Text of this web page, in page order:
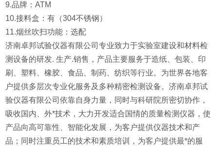
9.品牌：ATM
10.接料盒：有（304不锈钢）
11.烟丝吹扫功能：选配
济南卓邦试验仪器有限公司专业致力于实验室建设和材料检
测设备的研发. 生产.销售，产品主要服务于造纸、包装、印
刷、塑料、橡胶、食品、制药、纺织等行业。为世界各地客
户提供多层次专业化服务及多种精密检测设备。济南卓邦试
验仪器有限公司依靠自身力量，同时与科研院所密切协作，
吸收国内、外*技术，大力开发适合国情的质量检测仪器，使
产品向高可靠性、智能化发展，为客户提供仪器技术和产
品；同时注重员工的技术和素质培训，为客户提供最*的服